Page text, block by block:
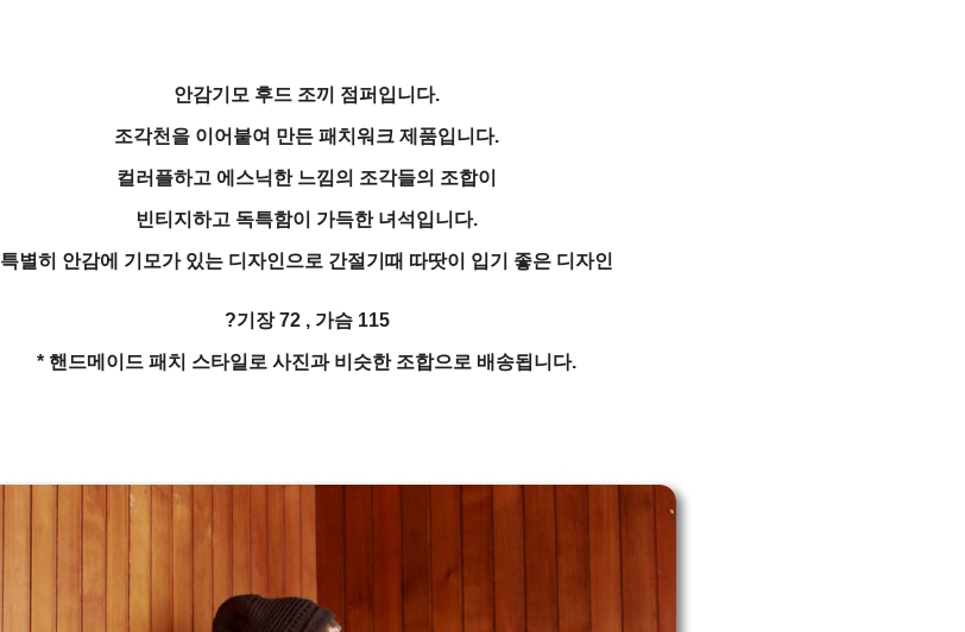
안감기모 후드 조끼 점퍼입니다.
조각천을 이어붙여 만든 패치워크 제품입니다.
컬러플하고 에스닉한 느낌의 조각들의 조합이
빈티지하고 독특함이 가득한 녀석입니다.
특별히 안감에 기모가 있는 디자인으로 간절기때 따땃이 입기 좋은 디자인
?기장 72 , 가슴 115
* 핸드메이드 패치 스타일로 사진과 비슷한 조합으로 배송됩니다.